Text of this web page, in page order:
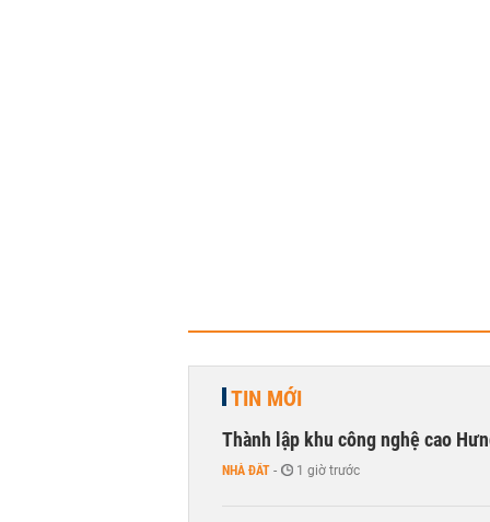
TIN MỚI
Thành lập khu công nghệ cao
NHÀ ĐẤT - 1 giờ trước